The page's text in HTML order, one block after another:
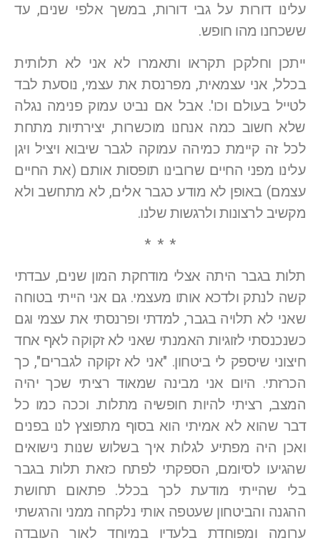
עלינו דורות על גבי דורות, במשך אלפי שנים, עד
ששכחנו מהו חופש.
ייתכן וחלקכן תקראו ותאמרו לא אני לא תלותית
בכלל, אני עצמאית, מפרנסת את עצמי, נוסעת לבד
לטייל בעולם וכו'. אבל אם נביט עמוק פנימה נגלה
שלא חשוב כמה אנחנו מוכשרות, יצירתיות מתחת
לכל זה קיימת כמיהה עמוקה לגבר שיבוא ויציל ויגן
עלינו מפני החיים שרובינו תופסות אותם (את החיים
עצמם) באופן לא מודע כגבר אלים, לא מתחשב ולא
מקשיב לרצונות ולרגשות שלנו.
* * *
תלות בגבר היתה אצלי מודחקת המון שנים, עבדתי
קשה לנתק ולדכא אותו מעצמי. גם אני הייתי בטוחה
שאני לא תלויה בגבר, למדתי ופרנסתי את עצמי וגם
כשנכנסתי לזוגיות האמנתי שאני לא זקוקה לאף אחד
חיצוני שיספק לי ביטחון. "אני לא זקוקה לגברים", כך
הכרזתי. היום אני מבינה שמאוד רציתי שכך יהיה
המצב, רציתי להיות חופשיה מתלות. וככה כמו כל
דבר שהוא לא אמיתי הוא בסוף מתפוצץ לנו בפנים
ואכן היה מפתיע לגלות איך בשלוש שנות נישואים
שהגיעו לסיומם, הספקתי לפתח כזאת תלות בגבר
בלי שהייתי מודעת לכך בכלל. פתאום תחושת
ההגנה והביטחון שעטפה אותי נלקחה ממני והרגשתי
ערומה ומפוחדת בלעדיו במיוחד לאור העובדה